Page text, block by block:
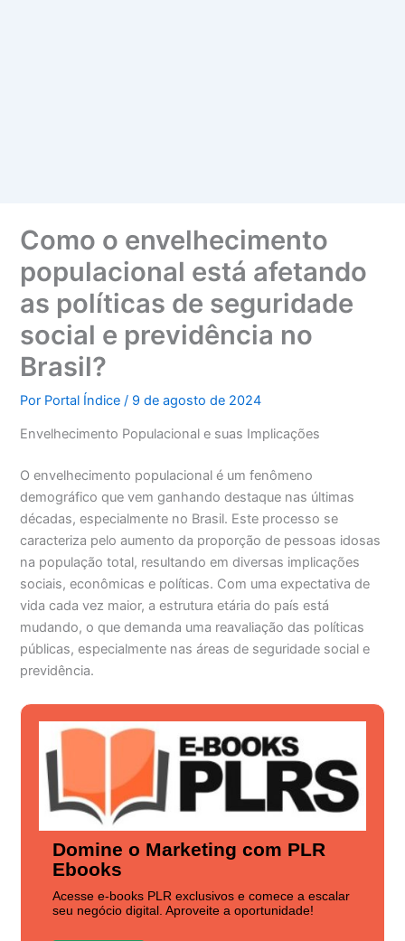
Como o envelhecimento
populacional está afetando
as políticas de seguridade
social e previdência no
Brasil?
Por Portal Índice/ 9 de agosto de 2024
Envelhecimento Populacional e suas Implicações
O envelhecimento populacional é um fenômeno
demográfico que vem ganhando destaque nas últimas
décadas, especialmente no Brasil. Este processo se
caracteriza pelo aumento da proporção de pessoas idosas
na população total, resultando em diversas implicações
sociais, econômicas e políticas. Com uma expectativa de
vida cada vez maior, a estrutura etária do país está
mudando, o que demanda uma reavaliação das políticas
públicas, especialmente nas áreas de seguridade social e
previdência.
Domine o Marketing com PLR
Ebooks
Acesse e-books PLR exclusivos e comece a escalar
seu negócio digital. Aproveite a oportunidade!